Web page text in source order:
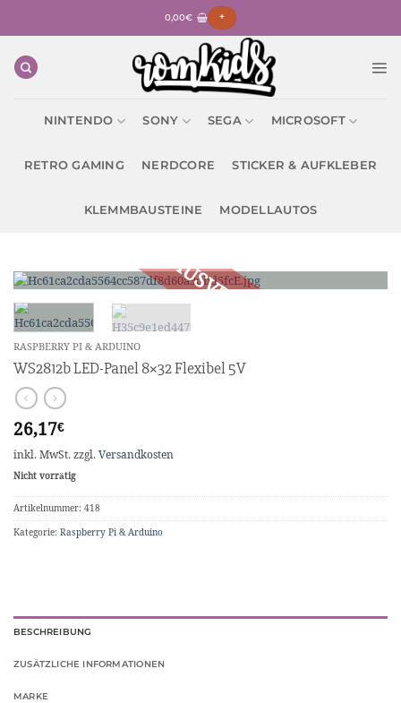
0,00€ +
NINTENDO SONY SEGA MICROSOFT
RETRO GAMING NERDCORE STICKER & AUFKLEBER
KLEMMBAUSTEINE MODELLAUTOS
RASPBERRY PI & ARDUINO
WS2812b LED-Panel 8×32 Flexibel 5V
26,17€
inkl. MwSt. zzgl. Versandkosten
Nicht vorrätig
Artikelnummer: 418
Kategorie: Raspberry Pi & Arduino
BESCHREIBUNG
ZUSÄTZLICHE INFORMATIONEN
MARKE